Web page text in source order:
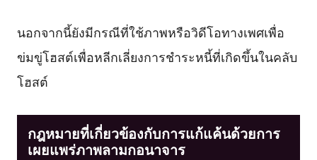
นอกจากนี้ยังมีกรณีที่ใช้ภาพหรือวิดีโอทางเพศเพื่อ
ข่มขู่โฮสต์เพื่อหลีกเลี่ยงการชำระหนี้ที่เกิดขึ้นในคลับ
โฮสต์
กฎหมายที่เกี่ยวข้องกับการแก้แค้นด้วยการ
เผยแพร่ภาพลามกอนาจาร